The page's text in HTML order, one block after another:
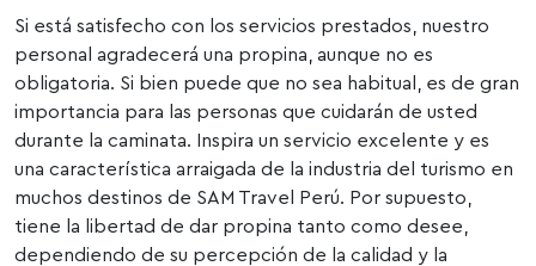
Si está satisfecho con los servicios prestados, nuestro
personal agradecerá una propina, aunque no es
obligatoria. Si bien puede que no sea habitual, es de gran
importancia para las personas que cuidarán de usted
durante la caminata. Inspira un servicio excelente y es
una característica arraigada de la industria del turismo en
muchos destinos de SAM Travel Perú. Por supuesto,
tiene la libertad de dar propina tanto como desee,
dependiendo de su percepción de la calidad y la